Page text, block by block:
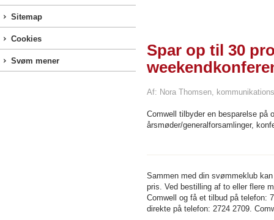
Sitemap
Cookies
Svøm mener
Spar op til 30
Af: Nora Thomsen,
Comwell tilbyder en besparelse på
årsmøder/generalforsamlinger,
Sammen med din svømmeklub
pris. Ved bestilling af to eller flere
Comwell og få et tilbud på telefon:
direkte på telefon: 2724 2709.